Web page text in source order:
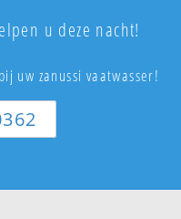
u deze nacht!
uw zanussi vaatwasser!